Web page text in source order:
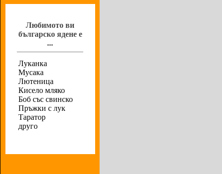
Любимото ви
българско ядене е
...
Луканка
Мусака
Лютеница
Кисело мляко
Боб със свинско
Пръжки с лук
Таратор
друго